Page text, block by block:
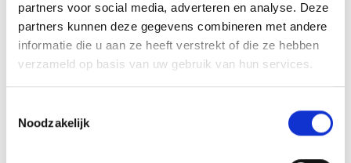
partners voor social media, adverteren en analyse. Deze
partners kunnen deze gegevens combineren met andere
informatie die u aan ze heeft verstrekt of die ze hebben
verzameld op basis van uw gebruik van hun services.
Noodzakelijk